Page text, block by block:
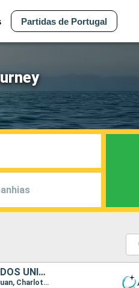
Partidas de Portugal
BARBADOS, SANTA LÚCIA, DOMINICA, SÃO MARTINHO, PORTO RICO, ESTADOS UNIDOS, VIRGIN GORDA, ANTÍGUA E BARBUDA, FRANÇA, MARTINICA, TRINIDADE E TOBAGO, ST VINCENT E GRENADINES
Itinerário : Bridgetown, Castries, Roseau, Basseterre (St Kitts), Charlestown, Philippsburg, San Juan, Charlotte Amalie, Virgin Gorda, Antigua, Gustavia, Saint-Pierre (Martinique), Port Elisabeth st vincent, Scarborough, Mayreau, Bridgetown